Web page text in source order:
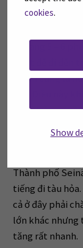
cookies.
Show
Khoa Kinh
phút để đi đến
Frami cũng là
cao. Điều này
đến nhiều
Thành phố
tiếng đi tàu
cả ở đây phải
lớn khác nhưng
tăng rất nhanh.